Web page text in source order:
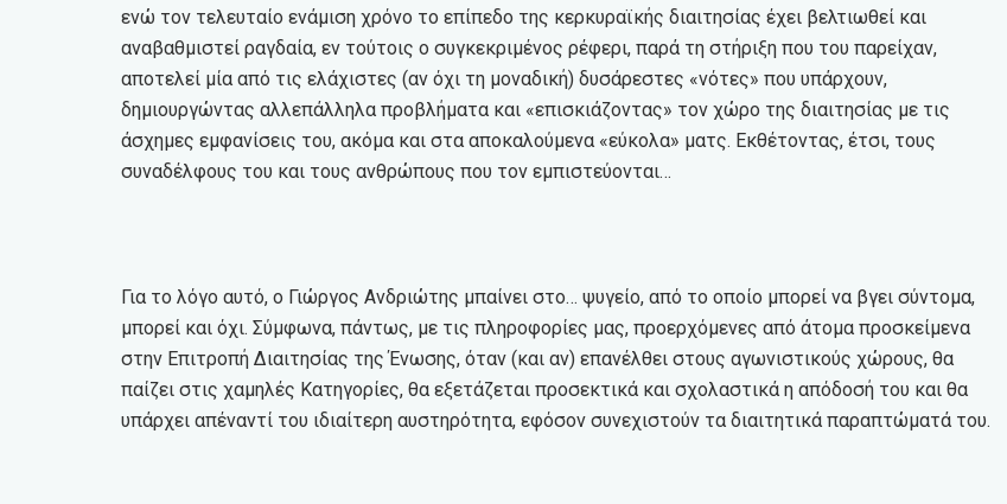
ενώ τον τελευταίο ενάμιση χρόνο το επίπεδο της κερκυραϊκής διαιτησίας έχει βελτιωθεί και
αναβαθμιστεί ραγδαία, εν τούτοις ο συγκεκριμένος ρέφερι, παρά τη στήριξη που του παρείχαν,
αποτελεί μία από τις ελάχιστες (αν όχι τη μοναδική) δυσάρεστες «νότες» που υπάρχουν,
δημιουργώντας αλλεπάλληλα προβλήματα και «επισκιάζοντας» τον χώρο της διαιτησίας με τις
άσχημες εμφανίσεις του, ακόμα και στα αποκαλούμενα «εύκολα» ματς. Εκθέτοντας, έτσι, τους
συναδέλφους του και τους ανθρώπους που τον εμπιστεύονται…
Για το λόγο αυτό, ο Γιώργος Ανδριώτης μπαίνει στο… ψυγείο, από το οποίο μπορεί να βγει σύντομα,
μπορεί και όχι. Σύμφωνα, πάντως, με τις πληροφορίες μας, προερχόμενες από άτομα προσκείμενα
στην Επιτροπή Διαιτησίας της Ένωσης, όταν (και αν) επανέλθει στους αγωνιστικούς χώρους, θα
παίζει στις χαμηλές Κατηγορίες, θα εξετάζεται προσεκτικά και σχολαστικά η απόδοσή του και θα
υπάρχει απέναντί του ιδιαίτερη αυστηρότητα, εφόσον συνεχιστούν τα διαιτητικά παραπτώματά του.